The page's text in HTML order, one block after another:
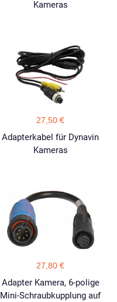
Kameras
27,50 €
Adapterkabel für Dynavin
Kameras
27,80 €
Adapter Kamera, 6-polige
Mini-Schraubkupplung auf